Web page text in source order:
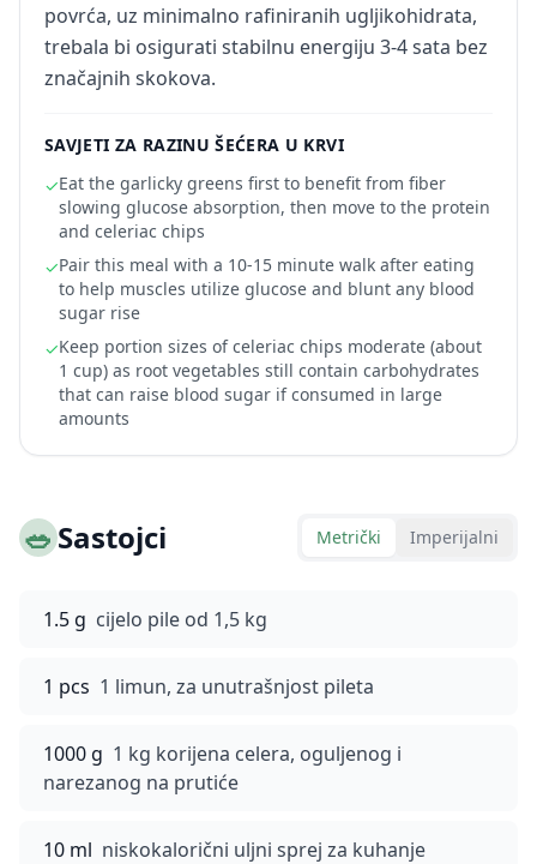
povrća, uz minimalno rafiniranih ugljikohidrata,
trebala bi osigurati stabilnu energiju 3-4 sata bez
značajnih skokova.
SAVJETI ZA RAZINU ŠEĆERA U KRVI
✓Eat the garlicky greens first to benefit from fiber
slowing glucose absorption, then move to the protein
and celeriac chips
✓Pair this meal with a 10-15 minute walk after eating
to help muscles utilize glucose and blunt any blood
sugar rise
✓Keep portion sizes of celeriac chips moderate (about
1 cup) as root vegetables still contain carbohydrates
that can raise blood sugar if consumed in large
amounts
🥗Sastojci Metrički Imperijalni
1.5 g cijelo pile od 1,5 kg
1 pcs 1 limun, za unutrašnjost pileta
1000 g 1 kg korijena celera, oguljenog i
narezanog na prutiće
10 ml niskokalorični uljni sprej za kuhanje